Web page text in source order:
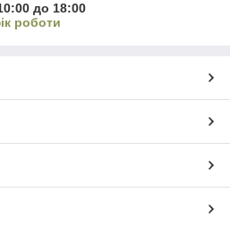
до 18:00
роботи